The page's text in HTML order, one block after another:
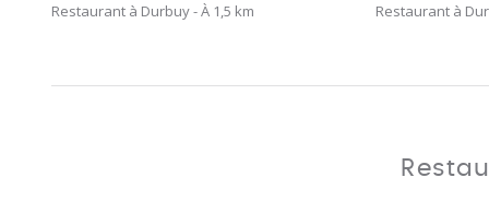
Restaurant à Durbuy- À 1,5 km Restaurant à